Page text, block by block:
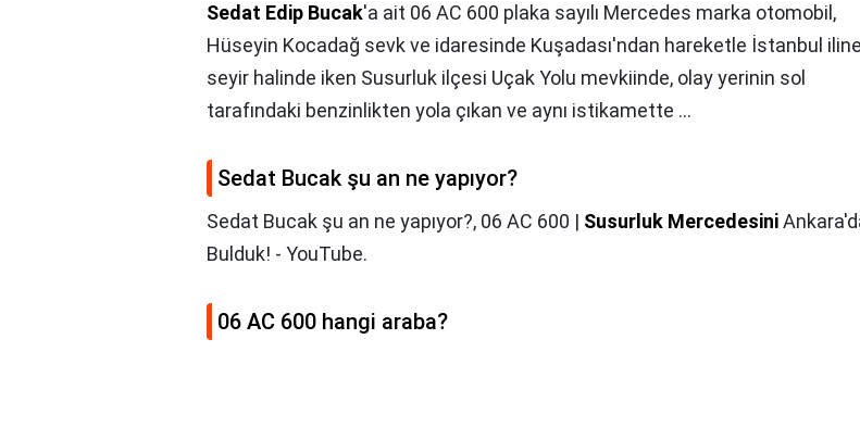
Sedat Edip Bucak'a ait 06 AC 600 plaka sayılı Mercedes marka otomobil,
Hüseyin Kocadağ sevk ve idaresinde Kuşadası'ndan hareketle İstanbul iline
seyir halinde iken Susurluk ilçesi Uçak Yolu mevkiinde, olay yerinin sol
tarafındaki benzinlikten yola çıkan ve aynı istikamette ...
Sedat Bucak şu an ne yapıyor?
Sedat Bucak şu an ne yapıyor?, 06 AC 600 | Susurluk Mercedesini
Bulduk! - YouTube.
06 AC 600 hangi araba?